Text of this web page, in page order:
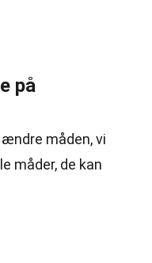
på
måden, vi
måder, de kan